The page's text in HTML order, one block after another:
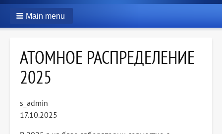
Main menu
АТОМНОЕ РАСПРЕДЕЛЕНИЕ
2025
s_admin
17.10.2025